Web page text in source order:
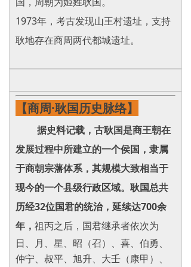
1973年，考古发现山王村遗址，支持
耿地存在商周两代都城遗址。
【商周·耿国历史脉络】
据史料记载，古耿国是商王朝在
发展过程中所建立的一个侯国，隶属
于商朝宗藩体系，其规模大致相当于
现今的一个县级行政区域。耿国总共
历经32位国君的统治，延续达700余
年， 祖丙之后，国君继承者依次为
日、月、星、昭（召）、喜、伯勇、
仲宁、叔平、旭升、大壬（康甲）、